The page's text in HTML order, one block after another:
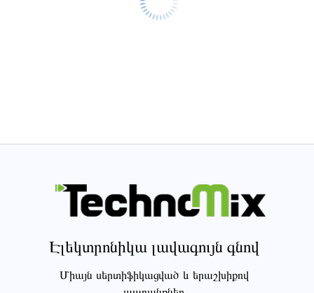
Էլեկտրոնիկա լավագույն գնով
Միայն սերտիֆիկացված և երաշխիքով